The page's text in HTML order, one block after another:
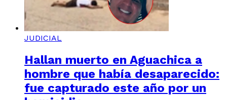
JUDICIAL
Hallan muerto en Aguachica a
hombre que había desaparecido:
fue capturado este año por un